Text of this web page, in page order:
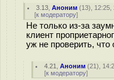
3.13 ,Аноним (13), 12:25,
[к модератору]
Не только из-за
клиент
уж не проверить, что
4.21 ,Аноним (21),
[к модератору]